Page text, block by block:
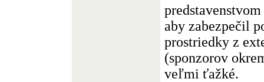
aby zabezpečil
prostriedky z
(sponzorov
veľmi ťažké.